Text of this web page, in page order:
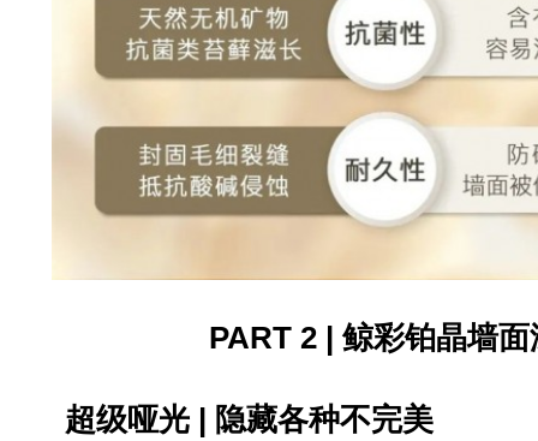
PART 2 |鲸彩铂晶墙面
超级哑光 隐藏各种不完美